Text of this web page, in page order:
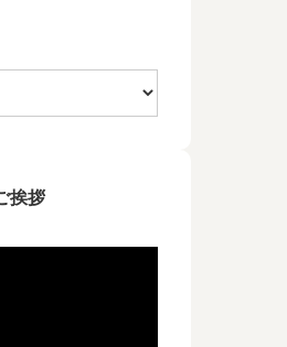
挨拶